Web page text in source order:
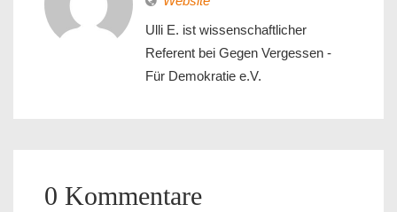
Ulli E. ist wissenschaftlicher
Referent bei Gegen Vergessen -
Für Demokratie e.V.
0 Kommentare